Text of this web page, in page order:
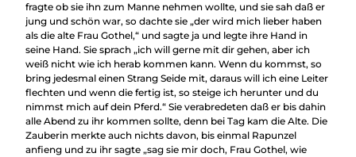
fragte ob sie ihn zum Manne nehmen wollte, und sie sah daß er
jung und schön war, so dachte sie „der wird mich lieber haben
als die alte Frau Gothel,“ und sagte ja und legte ihre Hand in
seine Hand. Sie sprach „ich will gerne mit dir gehen, aber ich
weiß nicht wie ich herab kommen kann. Wenn du kommst, so
bring jedesmal einen Strang Seide mit, daraus will ich eine Leiter
flechten und wenn die fertig ist, so steige ich herunter und du
nimmst mich auf dein Pferd.“ Sie verabredeten daß er bis dahin
alle Abend zu ihr kommen sollte, denn bei Tag kam die Alte. Die
Zauberin merkte auch nichts davon, bis einmal Rapunzel
anfieng und zu ihr sagte „sag sie mir doch, Frau Gothel, wie